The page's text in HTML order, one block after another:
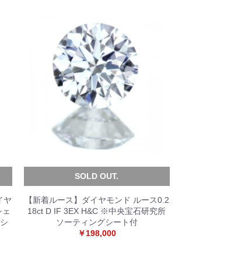
ヤ
SOLD OUT.
【新着ルース】ダイヤモンド ルース0.2
18ct D IF 3EX H&C ※中央宝石研究所
ソーティングシート付
￥198,000